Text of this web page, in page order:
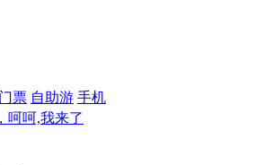
票 自助游 手机
呵呵,我来了